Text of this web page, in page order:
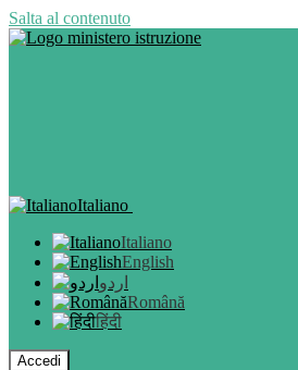
Salta al contenuto
Italiano
Italiano
English
اردو
Română
हिंदी
Accedi